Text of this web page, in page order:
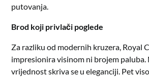
putovanja.
Brod koji privlači poglede
Za razliku od modernih kruzera, Royal
impresionira visinom ni brojem paluba.
vrijednost skriva se u eleganciji. Pet